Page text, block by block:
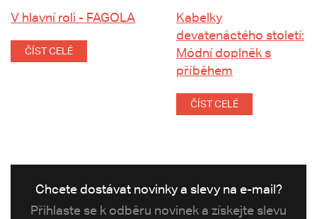
V hlavní roli - FAGOLA
ČÍST CELÉ
Kabelky
devatenáctého století:
Módní doplněk s
příběhem
ČÍST CELÉ
Chcete dostávat novinky a slevy na e-mail?
Přihlaste se k odběru novinek a získejte slevu